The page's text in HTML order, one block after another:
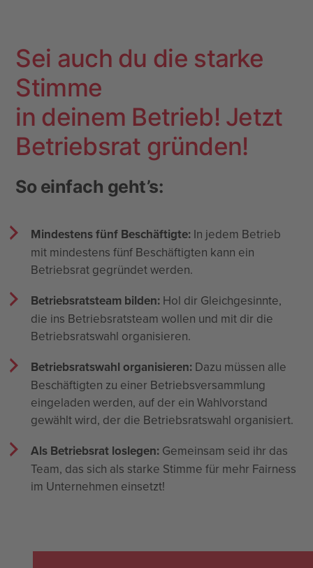
Sei auch du die starke
Stimme
in deinem Betrieb! Jetzt
Betriebsrat gründen!
So einfach geht’s:
Mindestens fünf Beschäftigte: In jedem Betrieb
mit mindestens fünf Beschäftigten kann ein
Betriebsrat gegründet werden.
Betriebsratsteam bilden: Hol dir Gleichgesinnte,
die ins Betriebsratsteam wollen und mit dir die
Betriebsratswahl organisieren.
Betriebsratswahl organisieren: Dazu müssen alle
Beschäftigten zu einer Betriebsversammlung
eingeladen werden, auf der ein Wahlvorstand
gewählt wird, der die Betriebsratswahl organisiert.
Als Betriebsrat loslegen: Gemeinsam seid ihr das
Team, das sich als starke Stimme für mehr Fairness
im Unternehmen einsetzt!